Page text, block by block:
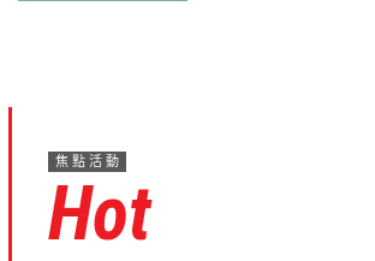
焦點活動
Hot